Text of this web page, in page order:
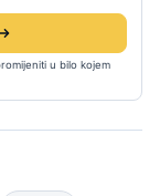
u bilo kojem